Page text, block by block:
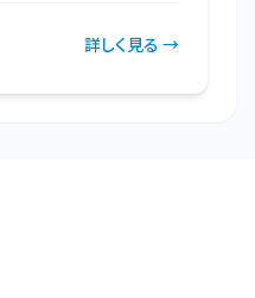
詳しく見る →